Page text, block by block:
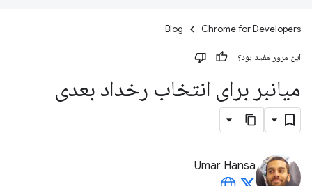
Chrome for Developers
Blog
این مرور مفید بود؟
میانبر برای انتخاب رخداد بعدی
Umar Hansa